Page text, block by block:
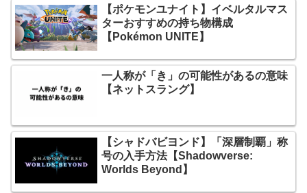
【ポケモンユナイト】イベルタルマス
ターおすすめの持ち物構成
【Pokémon UNITE】
一人称が「き」の可能性があるの意味
【ネットスラング】
【シャドバビヨンド】「深層制覇」称
号の入手方法【Shadowverse:
Worlds Beyond】